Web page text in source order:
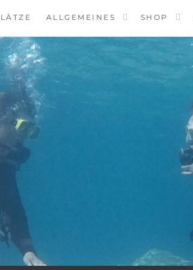
ALLGEMEINES SHOP